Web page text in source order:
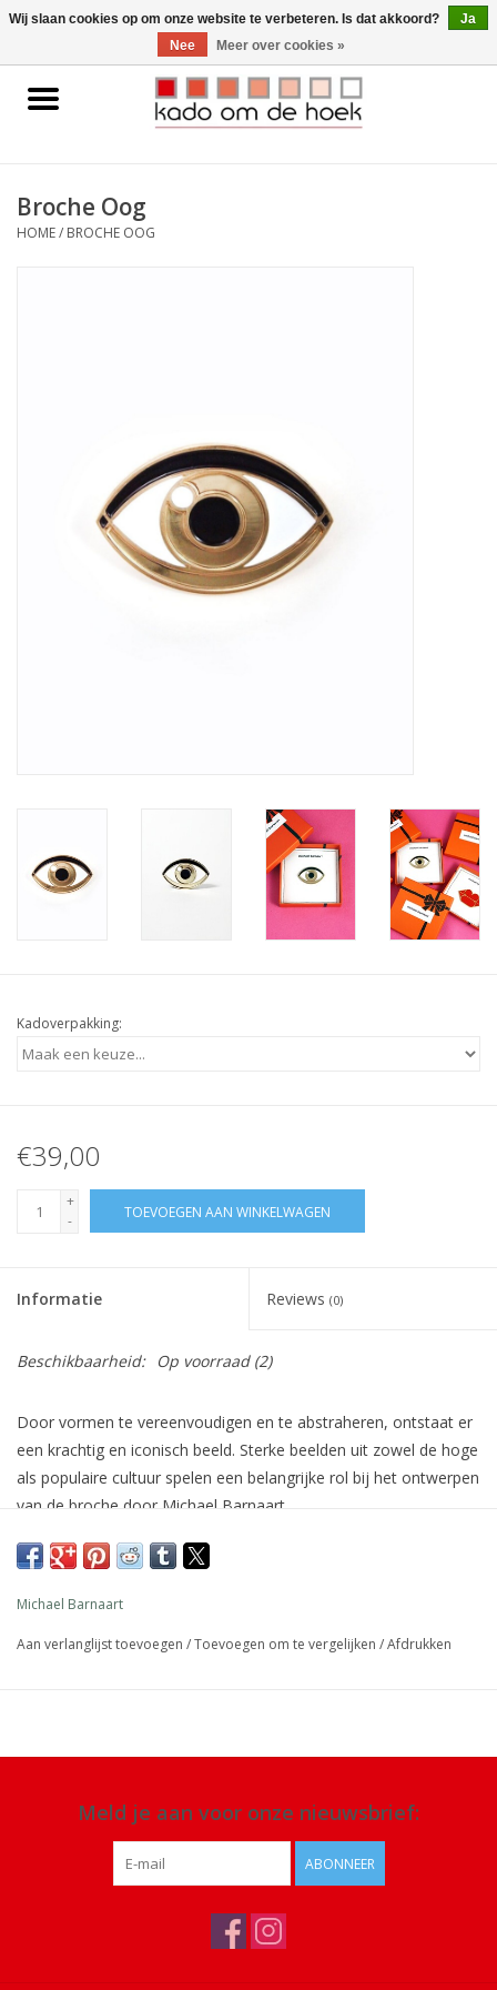
0 Artikelen - €0,00
Home
Gadgets
Broche Oog
HOME/ BROCHE OOG
Kadoverpakking:
€39,00
+
-
TOEVOEGEN AAN WINKELWAGEN
Informatie Reviews (0)
Beschikbaarheid: Op voorraad(2)
Door vormen te vereenvoudigen en te abstraheren, ontstaat er
een krachtig en iconisch beeld. Sterke beelden uit zowel de hoge
als populaire cultuur spelen een belangrijke rol bij het ontwerpen
van de broche door Michael Barnaart.
Afmeting: 4,5 x 3 cm
genummerd, waardoor het ook een uniek collectors item is,
Michael Barnaart
Aan verlanglijst toevoegen /Toevoegen om te vergelijken /Afdrukken
Meld je aan voor onze nieuwsbrief:
ABONNEER
Wij slaan cookies op om onze website te verbeteren. Is dat akkoord?
Ja
Nee
Meer over cookies »